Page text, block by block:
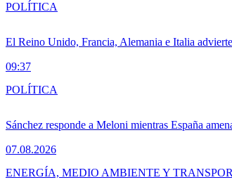
El Reino Unido, Francia, Alemania e Italia
09:37
POLÍTICA
Sánchez responde a Meloni mientras España
07.08.2026
POLÍTICA
ENERGÍA, MEDIO AMBIENTE Y